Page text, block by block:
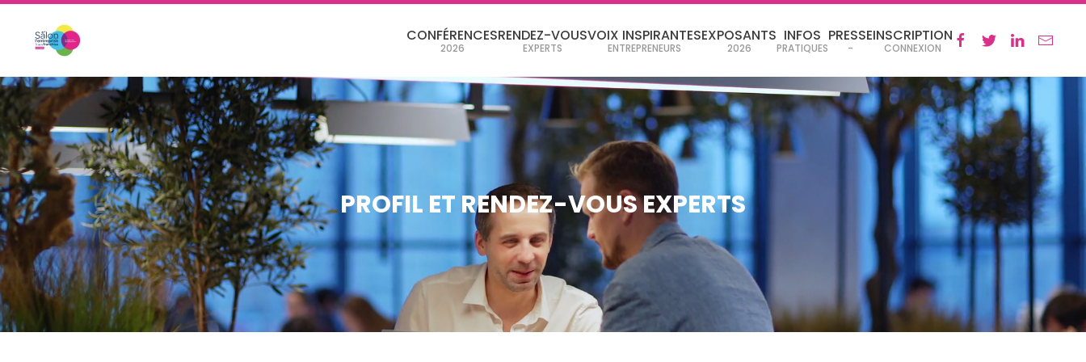
Skip to main content
CONFÉRENCES
2026
RENDEZ-VOUS
EXPERTS
VOIX INSPIRANTES
ENTREPRENEURS
EXPOSANTS
2026
INFOS
PRATIQUES
PRESSE
-
INSCRIPTION
CONNEXION
PROFIL ET RENDEZ-VOUS EXPERTS